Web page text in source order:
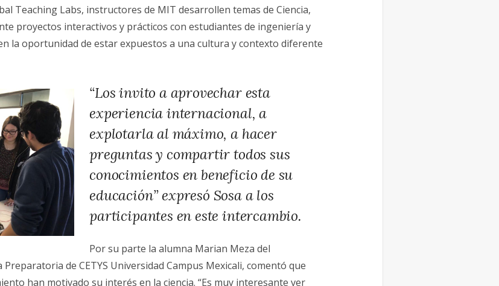
Teaching Labs, instructores de MIT desarrollen temas de Ciencia,
proyectos interactivos y prácticos con estudiantes de ingeniería y
la oportunidad de estar expuestos a una cultura y contexto diferente
“Los invito a aprovechar esta
experiencia internacional, a
explotarla al máximo, a hacer
preguntas y compartir todos sus
conocimientos en beneficio de su
educación” expresó Sosa a los
participantes en este intercambio.
Por su parte la alumna Marian Meza del
de CETYS Universidad Campus Mexicali, comentó que
han motivado su interés en la ciencia. “Es muy interesante ver